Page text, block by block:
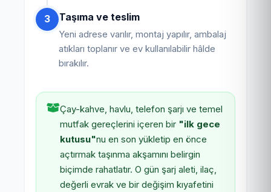
3 Taşıma ve teslim
Yeni adrese varılır, montaj yapılır, ambalaj
atıkları toplanır ve ev kullanılabilir hâlde
bırakılır.
Çay-kahve, havlu, telefon şarjı ve temel
mutfak gereçlerini içeren bir "ilk gece
kutusu"nu en son yükletip en önce
açtırmak taşınma akşamını belirgin
biçimde rahatlatır. O gün şarj aleti, ilaç,
değerli evrak ve bir değişim kıyafetini